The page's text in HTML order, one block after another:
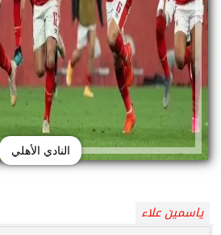
النادي الأهلي
ياسمين علاء